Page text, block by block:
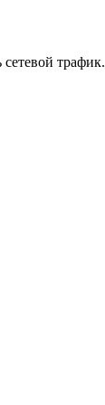
трафик.